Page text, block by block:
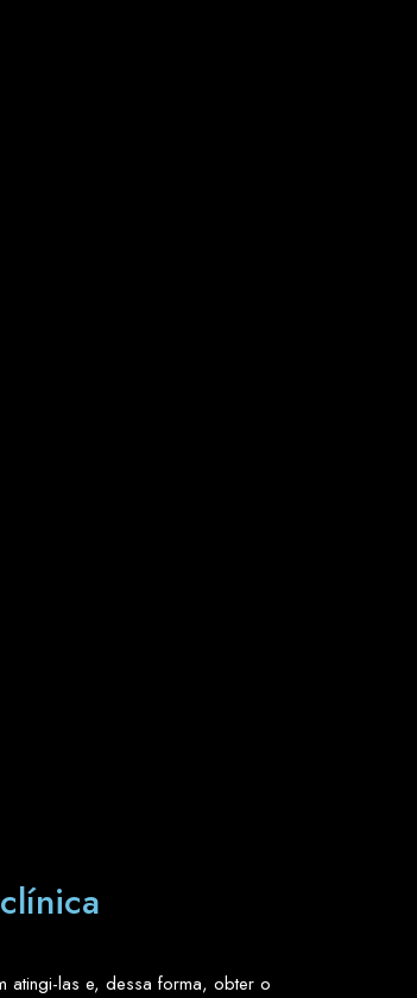
atingi-las e, dessa forma, obter o